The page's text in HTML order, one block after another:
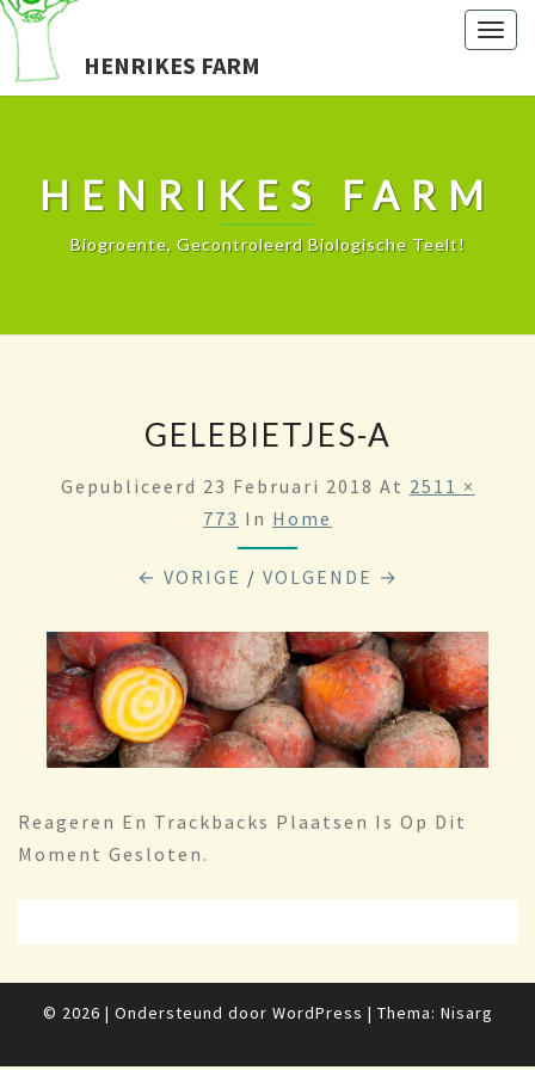
HENRIKES FARM
HENRIKES FARM
Biogroente, Gecontroleerd Biologische Teelt!
GELEBIETJES-A
Gepubliceerd 23 Februari 2018 At 2511 ×
773 In Home
← VORIGE / VOLGENDE →
Reageren En Trackbacks Plaatsen Is Op Dit
Moment Gesloten.
© 2026 | Ondersteund door WordPress | Thema: Nisarg